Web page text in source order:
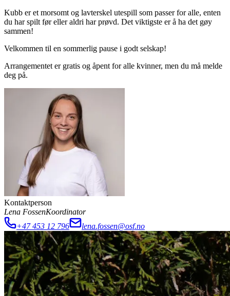
Kubb er et morsomt og lavterskel utespill som passer for alle, enten
du har spilt før eller aldri har prøvd. Det viktigste er å ha det gøy
sammen!
Velkommen til en sommerlig pause i godt selskap!
Arrangementet er gratis og åpent for alle kvinner, men du må melde
deg på.
Kontaktperson
Lena FossenKoordinator
+47 453 12 796
lena.fossen@osf.no